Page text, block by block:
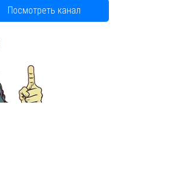
Посмотреть канал